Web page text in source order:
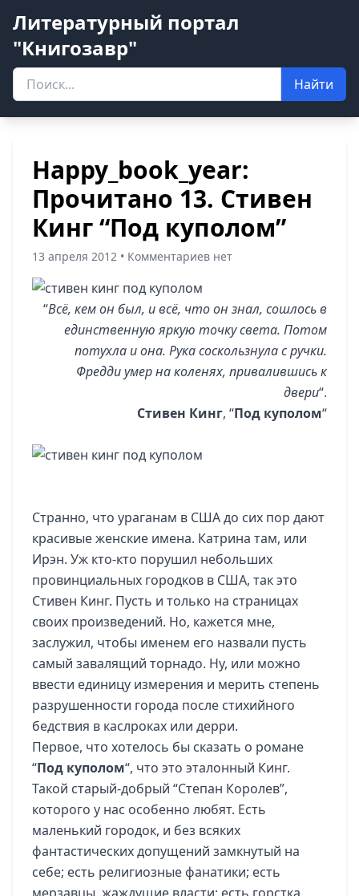
Литературный портал
"Книгозавр"
Найти
Happy_book_year:
Прочитано 13. Стивен
Кинг “Под куполом”
13 апреля 2012 • Комментариев нет
“Всё, кем он был, и всё, что он знал, сошлось в
единственную яркую точку света. Потом
потухла и она. Рука соскользнула с ручки.
Фредди умер на коленях, привалившись к
двери“.
Стивен Кинг, “Под куполом“
Странно, что ураганам в США до сих пор дают
красивые женские имена. Катрина там, или
Ирэн. Уж кто-кто порушил небольших
провинциальных городков в США, так это
Стивен Кинг. Пусть и только на страницах
своих произведений. Но, кажется мне,
заслужил, чтобы именем его назвали пусть
самый завалящий торнадо. Ну, или можно
ввести единицу измерения и мерить степень
разрушенности города после стихийного
бедствия в каслроках или дерри.
Первое, что хотелось бы сказать о романе
“Под куполом“, что это эталонный Кинг.
Такой старый-добрый “Степан Королев”,
которого у нас особенно любят. Есть
маленький городок, и без всяких
фантастических допущений замкнутый на
себе; есть религиозные фанатики; есть